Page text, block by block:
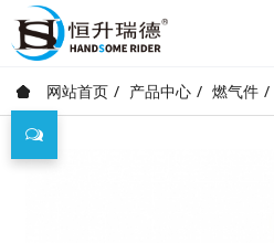
网站首页 产品中心 燃气件